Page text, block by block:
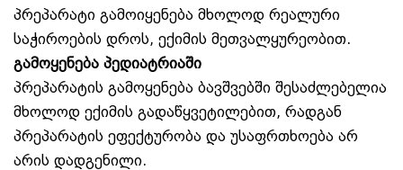
პრეპარატი გამოიყენება მხოლოდ რეალური
საჭიროების დროს, ექიმის მეთვალყურეობით.
გამოყენება პედიატრიაში
პრეპარატის გამოყენება ბავშვებში შესაძლებელია
მხოლოდ ექიმის გადაწყვეტილებით, რადგან
პრეპარატის ეფექტურობა და უსაფრთხოება არ
არის დადგენილი.